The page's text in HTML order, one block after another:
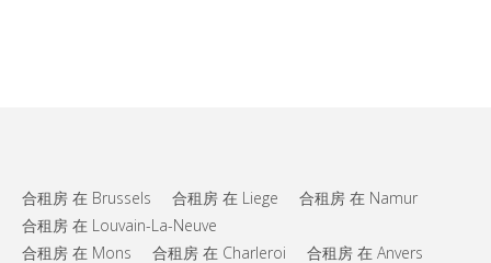
合租房 在 Brussels 合租房 在 Liege
合租房 在 Namur
合租房 在 Louvain-La-Neuve
合租房 在 Mons
合租房 在 Charleroi
合租房 在 Anvers